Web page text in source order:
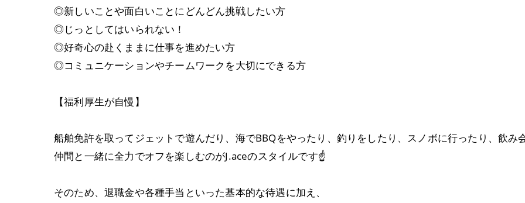
◎新しいことや面白いことにどんどん挑戦したい方
◎じっとしてはいられない！
◎好奇心の赴くままに仕事を進めたい方
◎コミュニケーションやチームワークを大切にできる方
【福利厚生が自慢】
船舶免許を取ってジェットで遊んだり、海でBBQをやったり、釣りをしたり、スノボに行ったり、飲
仲間と一緒に全力でオフを楽しむのがJ.aceのスタイルです☝️
そのため、退職金や各種手当といった基本的な待遇に加え、